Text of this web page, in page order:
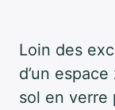
Loin des
d’un
sol en verre